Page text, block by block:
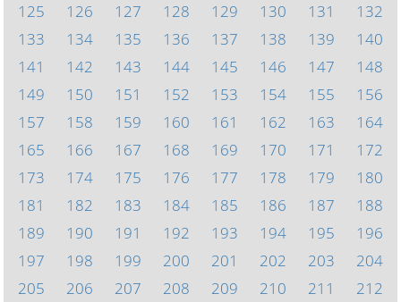
125
126 127 128 129 130 131
132
133
134 135 136 137 138 139
140
141
142 143 144 145 146 147
148
149
150 151 152 153 154 155
156
157
158 159 160 161 162 163
164
165
166 167 168 169 170 171
172
173
174 175 176 177 178 179
180
181
182 183 184 185 186 187
188
189
190 191 192 193 194 195
196
197
198 199 200 201 202 203
204
205
206 207 208 209 210 211
212